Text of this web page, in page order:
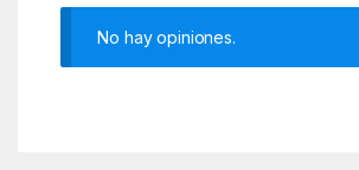
No hay opiniones.